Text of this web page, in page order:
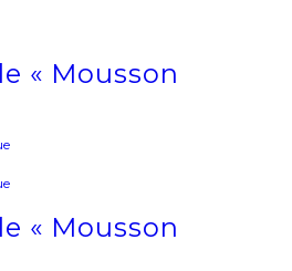
« Mousson
« Mousson